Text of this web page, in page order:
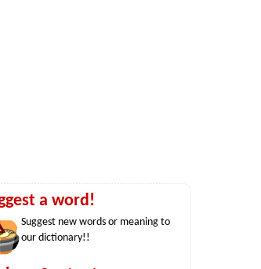
a word!
Suggest new words or meaning to
our dictionary!!